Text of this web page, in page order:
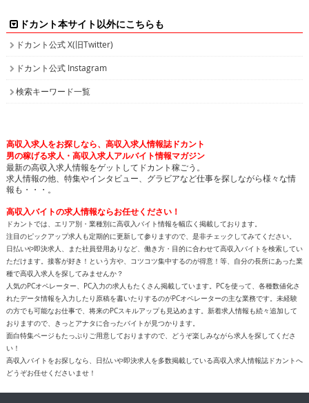
ドカント本サイト以外にこちらも
ドカント公式 X(旧Twitter)
ドカント公式 Instagram
検索キーワード一覧
高収入求人をお探しなら、高収入求人情報誌ドカント
男の稼げる求人・高収入求人アルバイト情報マガジン
最新の高収入求人情報をゲットしてドカント稼ごう。
求人情報の他、特集やインタビュー、グラビアなど仕事を探しながら様々な情
報も・・・。
高収入バイトの求人情報ならお任せください！
ドカントでは、エリア別・業種別に高収入バイト情報を幅広く掲載しております。
注目のピックアップ求人も定期的に更新して参りますので、是非チェックしてみてください。
日払いや即決求人、また社員登用ありなど、働き方・目的に合わせて高収入バイトを検索してい
ただけます。接客が好き！という方や、コツコツ集中するのが得意！等、自分の長所にあった業
種で高収入求人を探してみませんか？
人気のPCオペレーター、PC入力の求人もたくさん掲載しています。PCを使って、各種数値化さ
れたデータ情報を入力したり原稿を書いたりするのがPCオペレーターの主な業務です。未経験
の方でも可能なお仕事で、将来のPCスキルアップも見込めます。新着求人情報も続々追加して
おりますので、きっとアナタに合ったバイトが見つかります。
面白特集ページもたっぷりご用意しておりますので、どうぞ楽しみながら求人を探してくださ
い！
高収入バイトをお探しなら、日払いや即決求人を多数掲載している高収入求人情報誌ドカントへ
どうぞお任せくださいませ！